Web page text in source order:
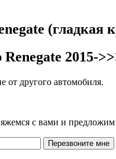
(гладкая
2015-
другого автомобиля.
с вами и
Перезвоните мне